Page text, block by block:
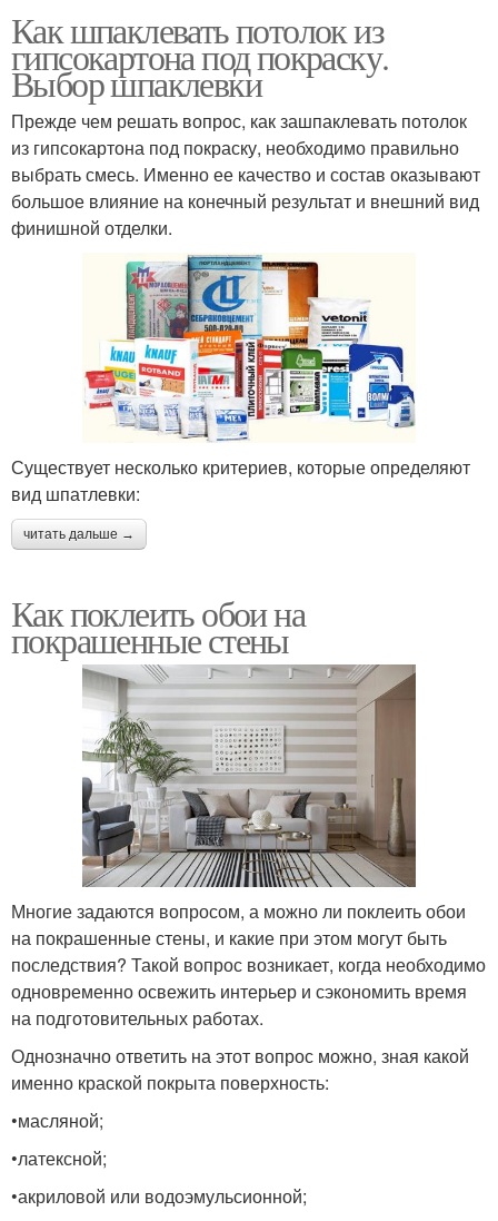
Как шпаклевать потолок из
гипсокартона под покраску.
Выбор шпаклевки
Прежде чем решать вопрос, как зашпаклевать потолок
из гипсокартона под покраску, необходимо правильно
выбрать смесь. Именно ее качество и состав оказывают
большое влияние на конечный результат и внешний вид
финишной отделки.
Существует несколько критериев, которые определяют
вид шпатлевки:
читать дальше →
Как поклеить обои на
покрашенные стены
Многие задаются вопросом, а можно ли поклеить обои
на покрашенные стены, и какие при этом могут быть
последствия? Такой вопрос возникает, когда необходимо
одновременно освежить интерьер и сэкономить время
на подготовительных работах.
Однозначно ответить на этот вопрос можно, зная какой
именно краской покрыта поверхность:
•масляной;
•латексной;
•акриловой или водоэмульсионной;